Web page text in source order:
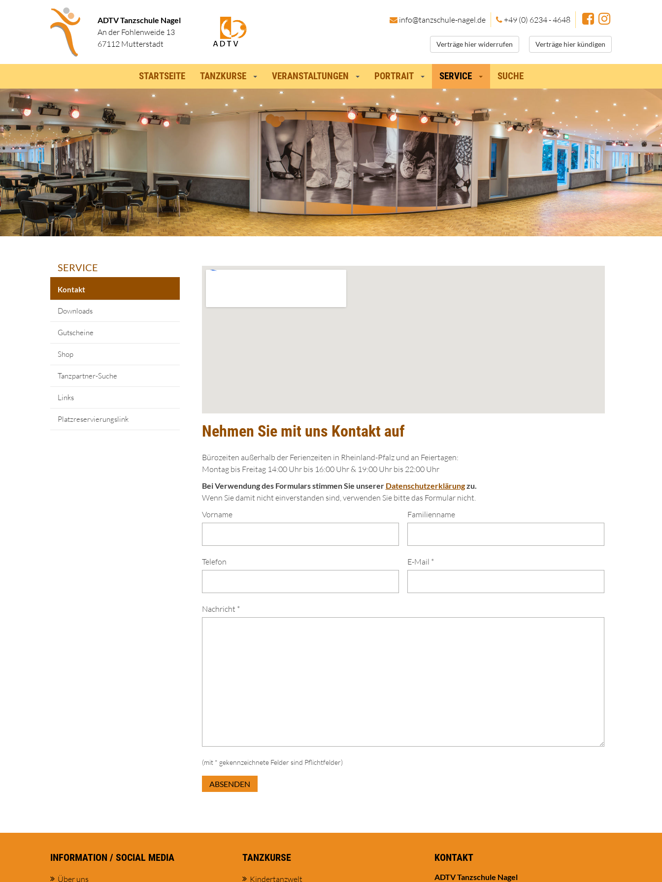
ADTV Tanzschule Nagel
An der Fohlenweide 13
67112 Mutterstadt
info@tanzschule-nagel.de +49 (0) 6234 - 4648
Verträge hier widerrufen Verträge hier kündigen
STARTSEITE TANZKURSE VERANSTALTUNGEN PORTRAIT SERVICE SUCHE
Nehmen Sie mit uns Kontakt auf
Bürozeiten außerhalb der Ferienzeiten in Rheinland-Pfalz und an Feiertagen:
Montag bis Freitag 14:00 Uhr bis 16:00 Uhr & 19:00 Uhr bis 22:00 Uhr
Bei Verwendung des Formulars stimmen Sie unserer Datenschutzerklärungzu.
Wenn Sie damit nicht einverstanden sind, verwenden Sie bitte das Formular nicht.
Vorname
Familienname
Telefon E-Mail *
Nachricht *
(mit * gekennzeichnete Felder sind Pflichtfelder)
ABSENDEN
SERVICE
Kontakt
Downloads
Gutscheine
Shop
Tanzpartner-Suche
Links
Platzreservierungslink
INFORMATION / SOCIAL MEDIA
Über uns
TANZKURSE
Kindertanzwelt
KONTAKT
ADTV Tanzschule Nagel